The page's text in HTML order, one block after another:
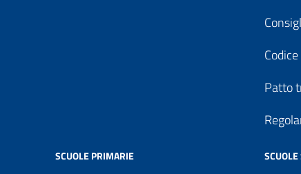
Patto
SCUOLE PRIMARIE